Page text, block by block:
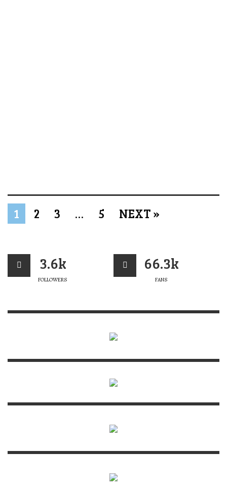
1 2 3 … 5 NEXT »
3.6k
FOLLOWERS
66.3k
FANS